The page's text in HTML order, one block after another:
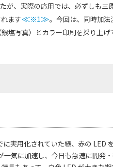
が、実際の応用では、必ずしも
ます≪※1≫。今回は、同時加
塩写真）とカラー印刷を採り上げ
実用化されていた緑、赤の LED
気に加速し、今日も急速に開発